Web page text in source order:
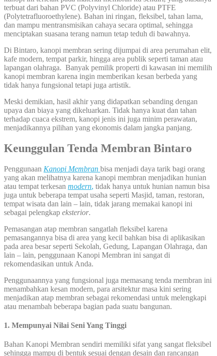
terbuat dari bahan PVC (Polyvinyl Chloride) atau PTFE
(Polytetrafluoroethylene). Bahan ini ringan, fleksibel, tahan lama,
dan mampu mentransmisikan cahaya secara optimal, sehingga
menciptakan suasana terang namun tetap teduh di bawahnya.
Di Bintaro, kanopi membran sering dijumpai di area perumahan elit,
kafe modern, tempat parkir, hingga area publik seperti taman atau
lapangan olahraga. Banyak pemilik properti di kawasan ini memilih
kanopi membran karena ingin memberikan kesan berbeda yang
tidak hanya fungsional tetapi juga artistik.
Meski demikian, hasil akhir yang didapatkan sebanding dengan
upaya dan biaya yang dikeluarkan. Tidak hanya kuat dan tahan
terhadap cuaca ekstrem, kanopi jenis ini juga minim perawatan,
menjadikannya pilihan yang ekonomis dalam jangka panjang.
Keunggulan Tenda Membran Bintaro
Penggunaan Kanopi Membran bisa menjadi daya tarik bagi orang
yang akan melihatnya karena kanopi membran menjadikan hunian
atau tempat terkesan modern, tidak hanya untuk hunian namun bisa
juga untuk beberapa tempat usaha seperti Masjid, taman, restoran,
tempat wisata dan lain – lain, tidak jarang memakai kanopi ini
sebagai pelengkap eksterior.
Pemasangan atap membran sangatlah fleksibel karena
pemasangannya bisa di area yang kecil bahkan bisa di aplikasikan
pada area besar seperti Sekolah, Gedung, Lapangan Olahraga, dan
lain – lain, penggunaan Kanopi Membran ini sangat di
rekomendasikan untuk Anda.
Penggunaannya yang fungsional juga memasang tenda membran ini
menambahkan kesan modern, para arsitektur masa kini sering
menjadikan atap membran sebagai rekomendasi untuk melengkapi
atau menambah beberapa bagian pada suatu bangunan.
1. Mempunyai Nilai Seni Yang Tinggi
Bahan Kanopi Membran sendiri memiliki sifat yang sangat fleksibel
sehingga mampu di bentuk sesuai dengan desain dan rancangan